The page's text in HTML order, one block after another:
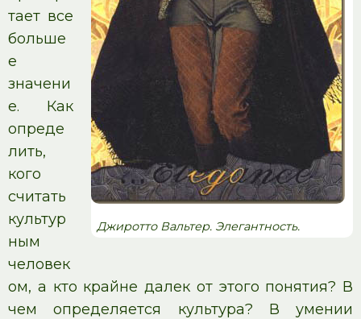
Джиротто Вальтер. Элегантность.
тает все
больше
е
значени
е. Как
опреде
лить,
кого
считать
культур
ным
человек
ом, а кто крайне далек от этого понятия? В
чем определяется культура? В умении